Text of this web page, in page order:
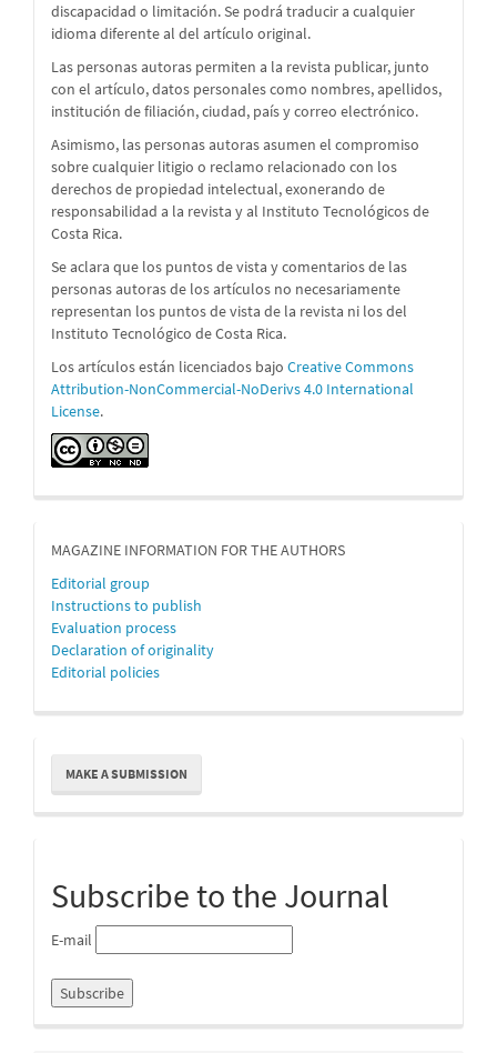
discapacidad o limitación. Se podrá traducir a cualquier
idioma diferente al del artículo original.
Las personas autoras permiten a la revista publicar, junto
con el artículo, datos personales como nombres, apellidos,
institución de filiación, ciudad, país y correo electrónico.
Asimismo, las personas autoras asumen el compromiso
sobre cualquier litigio o reclamo relacionado con los
derechos de propiedad intelectual, exonerando de
responsabilidad a la revista y al Instituto Tecnológicos de
Costa Rica.
Se aclara que los puntos de vista y comentarios de las
personas autoras de los artículos no necesariamente
representan los puntos de vista de la revista ni los del
Instituto Tecnológico de Costa Rica.
Los artículos están licenciados bajo Creative Commons
Attribution-NonCommercial-NoDerivs 4.0 International
License.
MAGAZINE INFORMATION FOR THE AUTHORS
Editorial group
Instructions to publish
Evaluation process
Declaration of originality
Editorial policies
Make
Submission
MAKE A SUBMISSION
Subscribe to the Journal
E-mail